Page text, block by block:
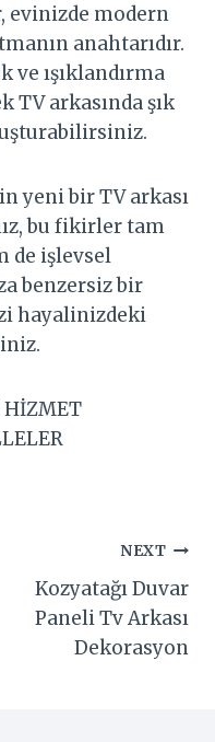
evinizde modern
anahtarıdır.
ve ışıklandırma
TV arkasında şık
yeni bir TV arkası
bu fikirler tam
de işlevsel
benzersiz bir
hayalinizdeki
HİZMET
NEXT
Kozyatağı Duvar
Paneli Tv Arkası
Dekorasyon